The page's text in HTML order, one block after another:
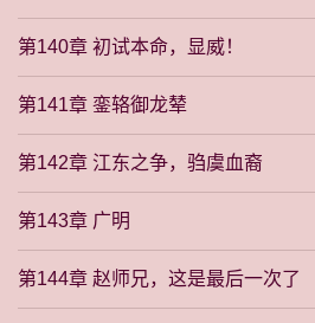
第140章 初试本命，显威！
第141章 銮辂御龙辇
第142章 江东之争，驺虞血裔
第143章 广明
第144章 赵师兄，这是最后一次了